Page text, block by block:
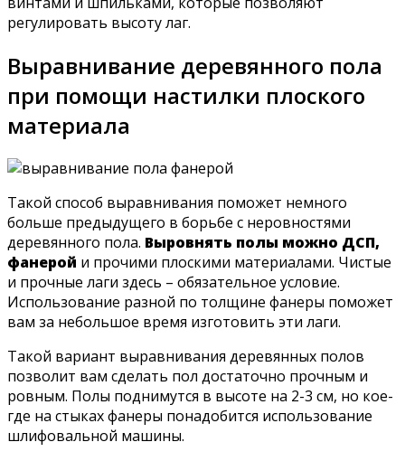
регулировать высоту лаг.
Выравнивание деревянного пола
при помощи настилки плоского
материала
Такой способ выравнивания поможет немного
больше предыдущего в борьбе с неровностями
деревянного пола. Выровнять полы можно ДСП,
фанерой и прочими плоскими материалами. Чистые
и прочные лаги здесь – обязательное условие.
Использование разной по толщине фанеры поможет
вам за небольшое время изготовить эти лаги.
Такой вариант выравнивания деревянных полов
позволит вам сделать пол достаточно прочным и
ровным. Полы поднимутся в высоте на 2-3 см, но кое-
где на стыках фанеры понадобится использование
шлифовальной машины.